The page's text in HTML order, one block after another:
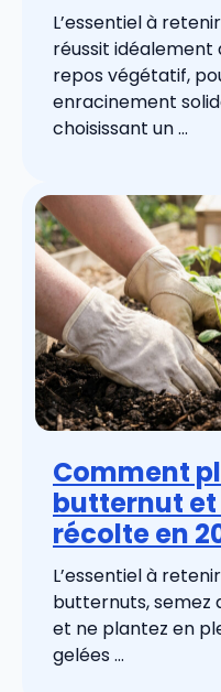
L’essentiel à
réussit idéalement
repos végétatif,
enracinement
choisissant un ...
Comment
butternut et
récolte en
L’essentiel à
butternuts, semez
et ne plantez en
gelées ...